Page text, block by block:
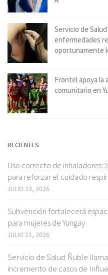
Servicio de
enfermedades
oportunamente
Frontel apoya la
comunitario en
RECIENTES
Uso correcto de inhaladores:
para reforzar el cuidado
JULIO 23, 2026
Subvención fortalecerá
para mujeres de Yungay
JULIO 21, 2026
Servicio de Salud Ñuble
incremento de casos de